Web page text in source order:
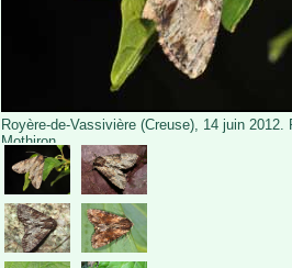
Royère-de-Vassivière (Creuse), 14 juin 2012.
Mothiron.